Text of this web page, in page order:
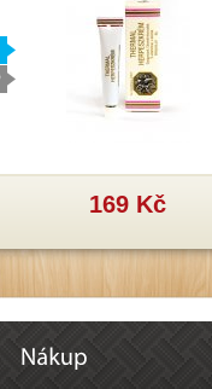
169 Kč